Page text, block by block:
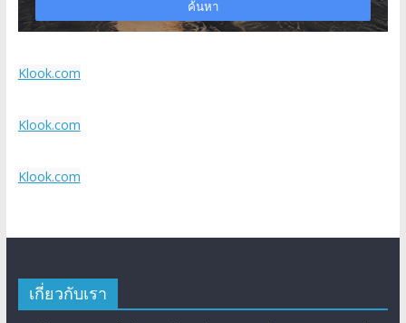
Klook.com
Klook.com
Klook.com
เกี่ยวกับเรา